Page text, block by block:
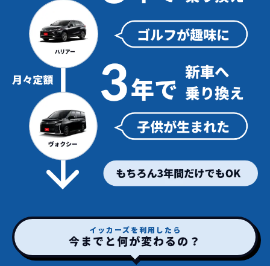
イッカーズを利用したら
今までと何が変わるの？